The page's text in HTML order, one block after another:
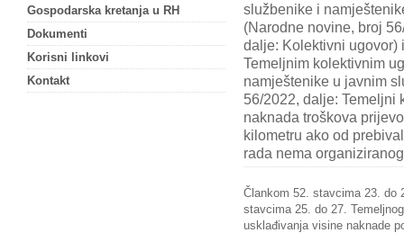
službenike i
(Narodne novine, broj
dalje: Kolektivni ugovor) i
Temeljnim kolektivnim
namještenike u javnim
56/2022, dalje: Temeljni
naknada troškova
kilometru ako od
rada nema
Člankom 52. stavcima 23. do
stavcima 25. do 27.
usklađivanja visine naknade
Gospodarska kretanja u RH
Dokumenti
Korisni linkovi
Kontakt